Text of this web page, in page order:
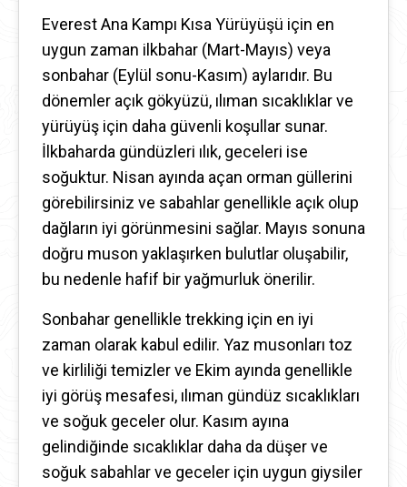
Everest Ana Kampı Kısa Yürüyüşü için en
uygun zaman ilkbahar (Mart-Mayıs) veya
sonbahar (Eylül sonu-Kasım) aylarıdır. Bu
dönemler açık gökyüzü, ılıman sıcaklıklar ve
yürüyüş için daha güvenli koşullar sunar.
İlkbaharda gündüzleri ılık, geceleri ise
soğuktur. Nisan ayında açan orman güllerini
görebilirsiniz ve sabahlar genellikle açık olup
dağların iyi görünmesini sağlar. Mayıs sonuna
doğru muson yaklaşırken bulutlar oluşabilir,
bu nedenle hafif bir yağmurluk önerilir.
Sonbahar genellikle trekking için en iyi
zaman olarak kabul edilir. Yaz musonları toz
ve kirliliği temizler ve Ekim ayında genellikle
iyi görüş mesafesi, ılıman gündüz sıcaklıkları
ve soğuk geceler olur. Kasım ayına
gelindiğinde sıcaklıklar daha da düşer ve
soğuk sabahlar ve geceler için uygun giysiler